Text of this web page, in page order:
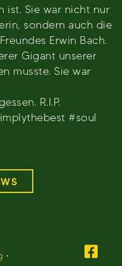
ist. Sie war nicht nur
sondern auch die
Erwin Bach.
Gigant unserer
musste. Sie war
R.I.P.
#soul
•